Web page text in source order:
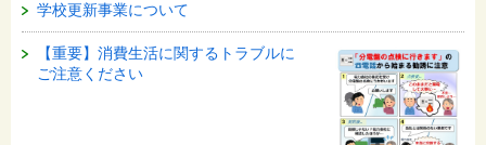
学校更新事業について
【重要】消費生活に関するトラブルに
ご注意ください